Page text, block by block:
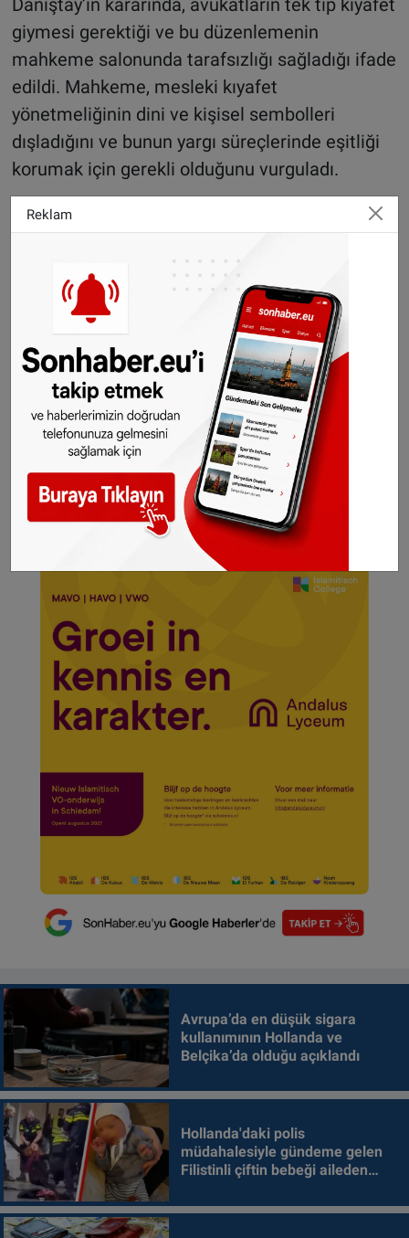
giymesi gerektiği ve bu düzenlemenin
mahkeme salonunda tarafsızlığı sağladığı ifade
edildi. Mahkeme, mesleki kıyafet
yönetmeliğinin dini ve kişisel sembolleri
dışladığını ve bunun yargı süreçlerinde eşitliği
korumak için gerekli olduğunu vurguladı.
Gurbetçilere uyarı: Tatil
getirirken bu kuralları
unutmayın
Avukatların itirazı reddedildi
Başörtüsü yasağının avukatların bağımsızlığını
ihlal ettiğini savunan Fransa Avukatları
Sendikası, düzenlemenin iptali için mahkemeye
başvurdu. Ancak Danıştay, bu itirazı
reddederek, yasağın yürürlükte kalmasına karar
verdi.
©Sonhaber.eu
Avrupa’da en düşük sigara
kullanımının Hollanda ve
Belçika’da olduğu açıklandı
Hollanda'daki polis
müdahalesiyle gündeme gelen
Filistinli çiftin bebeği aileden
Reklam